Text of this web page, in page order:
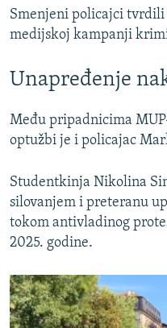
Smenjeni policajci tvrdili
medijskoj kampanji
Unapređenje
Među pripadnicima
optužbi je i policajac
Studentkinja Nikolina
silovanjem i preteranu
tokom antivladinog
2025. godine.